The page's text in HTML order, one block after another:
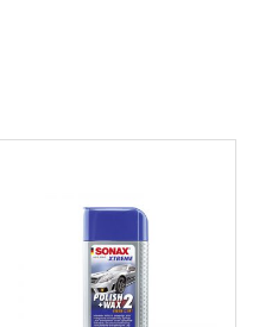
Repellent